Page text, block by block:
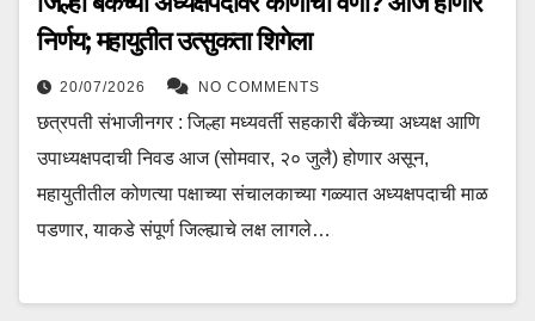
निर्णय; महायुतीत उत्सुकता शिगेला
20/07/2026 NO COMMENTS
छत्रपती संभाजीनगर : जिल्हा मध्यवर्ती सहकारी बँकेच्या अध्यक्ष आणि
उपाध्यक्षपदाची निवड आज (सोमवार, २० जुलै) होणार असून,
महायुतीतील कोणत्या पक्षाच्या संचालकाच्या गळ्यात अध्यक्षपदाची माळ
पडणार, याकडे संपूर्ण जिल्ह्याचे लक्ष लागले…